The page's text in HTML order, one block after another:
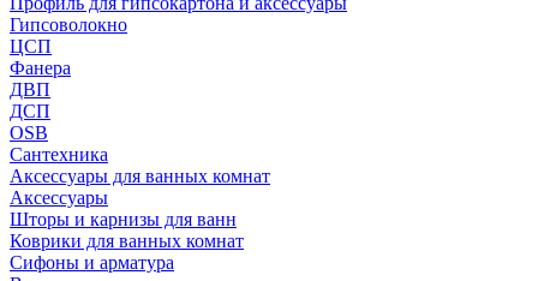
Гипсоволокно
ЦСП
Фанера
ДВП
ДСП
OSB
Сантехника
Аксессуары для ванных комнат
Аксессуары
Шторы и карнизы для ванн
Коврики для ванных комнат
Сифоны и арматура